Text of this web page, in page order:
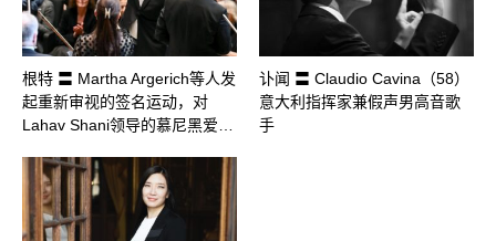
根特 〓 Martha Argerich等人发
起重新审视的签名运动，对
Lahav Shani领导的慕尼黑爱…
讣闻 〓 Claudio Cavina（58）
意大利指挥家兼假声男高音歌
手